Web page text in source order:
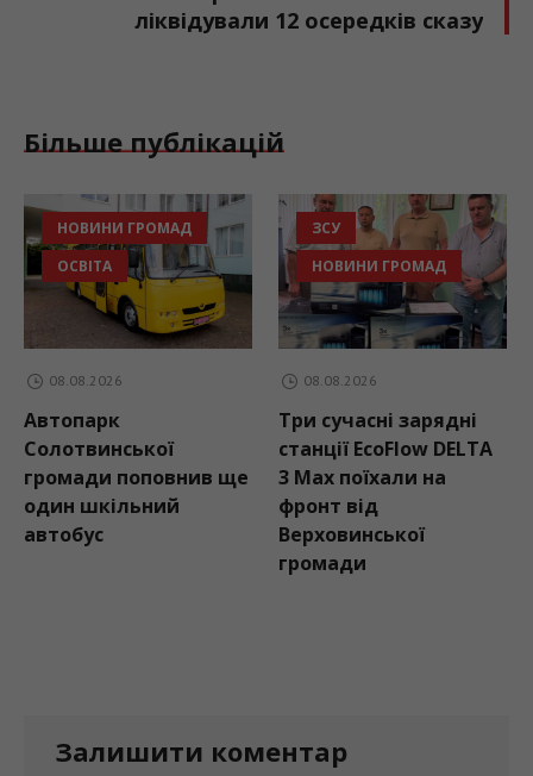
ліквідували 12 осередків сказу
Більше публікацій
НОВИНИ ГРОМАД
ОСВІТА
08.08.2026
Автопарк
Солотвинської
громади поповнив ще
один шкільний
автобус
ЗСУ
НОВИНИ ГРОМАД
08.08.2026
Три сучасні зарядні
станції EcoFlow DELTA
3 Max поїхали на
фронт від
Верховинської
громади
Залишити коментар